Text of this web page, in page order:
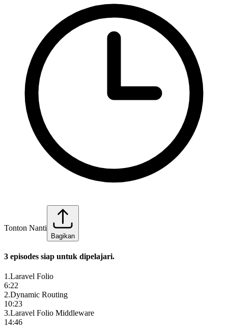
Tonton Nanti
Bagikan
3 episodes siap untuk dipelajari.
1.Laravel Folio
6:22
2.Dynamic Routing
10:23
3.Laravel Folio Middleware
14:46